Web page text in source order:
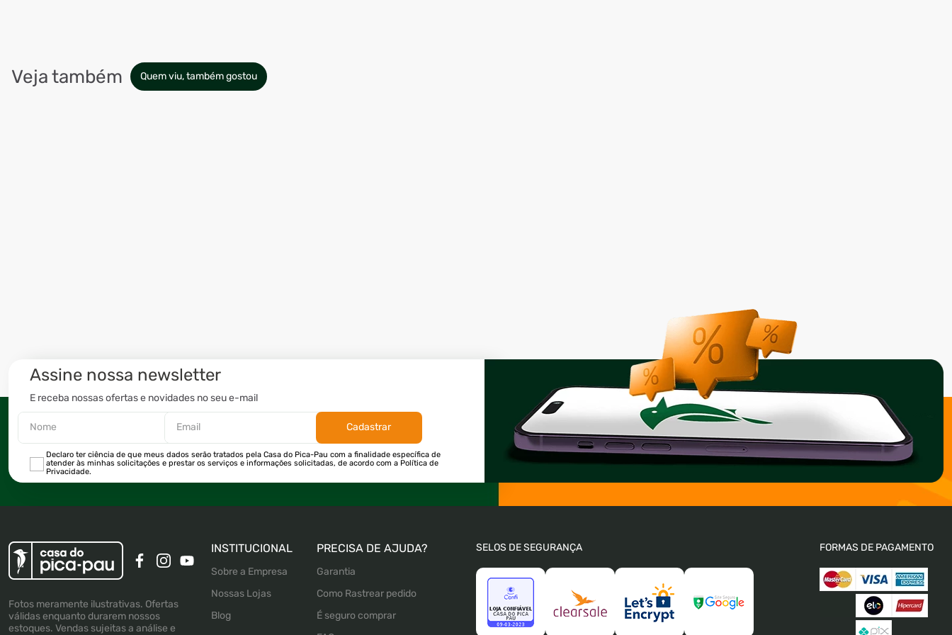
Veja também Quem viu, também gostou
Assine nossa newsletter
E receba nossas ofertas e novidades no seu e-mail
Cadastrar
Declaro ter ciência de que meus dados serão tratados pela Casa do Pica-Pau com a finalidade específica de
atender às minhas solicitações e prestar os serviços e informações solicitadas, de acordo com a Política de
Privacidade.
Fotos meramente ilustrativas. Ofertas
válidas enquanto durarem nossos
estoques. Vendas sujeitas a análise e
INSTITUCIONAL
Sobre a Empresa
Nossas Lojas
Blog
PRECISA DE AJUDA?
Garantia
Como Rastrear pedido
É seguro comprar
SELOS DE SEGURANÇA FORMAS DE PAGAMENTO